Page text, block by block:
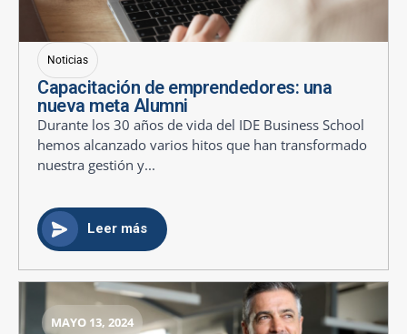
Noticias
Capacitación de emprendedores: una
nueva meta Alumni
Durante los 30 años de vida del IDE Business School
hemos alcanzado varios hitos que han transformado
nuestra gestión y...
Leer más
MAYO 13, 2024